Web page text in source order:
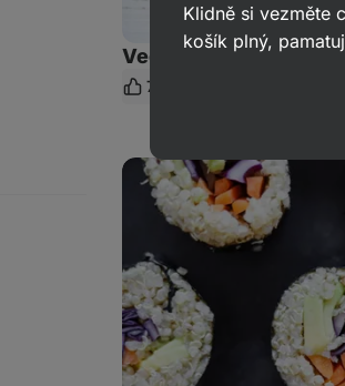
Vegan Buddha Bowl
71
Quinoa
sushi
Klidně si vezměte
košík plný,